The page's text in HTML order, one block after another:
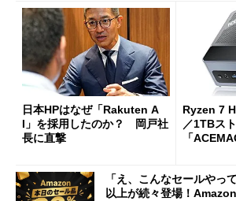
日本HPはなぜ「Rakuten A
I」を採用したのか？ 岡戸社
長に直撃
Ryzen 7
／1TBス
「
「え、こんなセールやっ
以上が続々登場！